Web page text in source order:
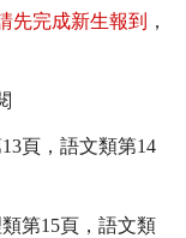
先完成新生報到
，
頁，語文類第14
第15頁，語文類